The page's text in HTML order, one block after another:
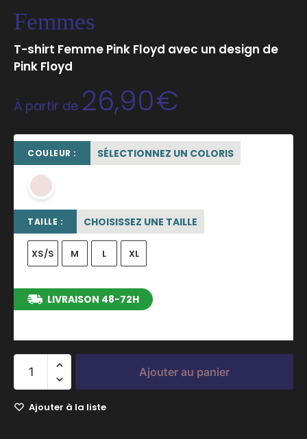
Femmes
T-shirt Femme Pink Floyd avec un design de
Pink Floyd
À partir de 26,90€
COULEUR : SÉLECTIONNEZ UN COLORIS
TAILLE : CHOISISSEZ UNE TAILLE
XS/S M L XL
LIVRAISON 48-72H
Ajouter au panier
Ajouter à la liste